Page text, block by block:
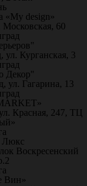
«My design»
Московская, 60
ул. Курганская, 3
Декор"
ул. Гагарина, 13
Красная, 247, ТЦ
Люкс
Воскресенский
Вин»